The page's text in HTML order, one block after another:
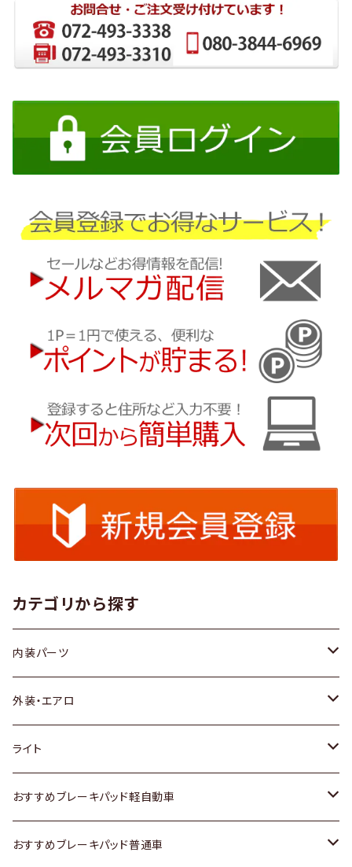
カテゴリから探す
内装パーツ
トヨタ
ホンダ
スズキ
日産
外装・エアロ
トヨタ
ホンダ
スズキ
ライト
トヨタ
スズキ
おすすめブレーキパッド軽自動車
トヨタ
おすすめブレーキパッド普通車